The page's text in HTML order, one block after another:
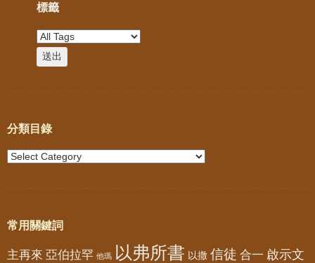
標籤
分類目錄
常用關鍵詞
主再來 亞伯拉罕 他瑪 以弗所書 以撒 信徒 合一 啟示文